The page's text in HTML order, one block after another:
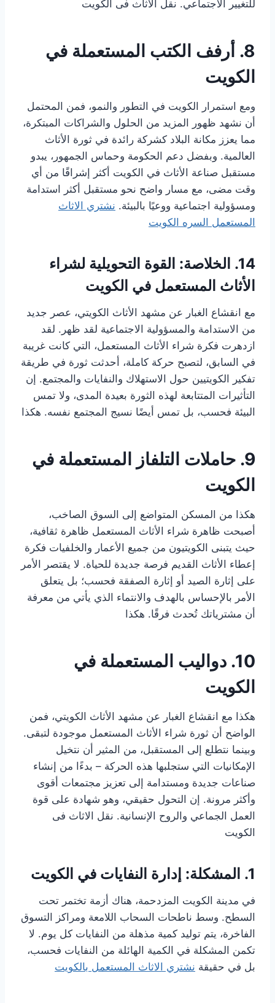
للتغيير الاجتماعي. نقل الاثاث فى الكويت
8. أرفف الكتب المستعملة في
الكويت
ومع استمرار الكويت في التطور والنمو، فمن المحتمل
أن نشهد ظهور المزيد من الحلول والشراكات المبتكرة،
مما يعزز مكانة البلاد كشركة رائدة في ثورة الأثاث
العالمية. وبفضل دعم الحكومة وحماس الجمهور، يبدو
مستقبل صناعة الأثاث في الكويت أكثر إشراقًا من أي
وقت مضى، مع مسار واضح نحو مستقبل أكثر استدامة
ومسؤولية اجتماعية ووعيًا بالبيئة. نشتري الاثاث
المستعمل السره الكويت
14. الخلاصة: القوة التحويلية لشراء
الأثاث المستعمل في الكويت
مع انقشاع الغبار عن مشهد الأثاث الكويتي، عصر جديد
من الاستدامة والمسؤولية الاجتماعية لقد ظهر. لقد
ازدهرت فكرة شراء الأثاث المستعمل، التي كانت غريبة
في السابق، لتصبح حركة كاملة، أحدثت ثورة في طريقة
تفكير الكويتيين حول الاستهلاك والنفايات والمجتمع. إن
التأثيرات المتتابعة لهذه الثورة بعيدة المدى، ولا تمس
البيئة فحسب، بل تمس أيضًا نسيج المجتمع نفسه. هكذا
9. حاملات التلفاز المستعملة في
الكويت
هكذا من المسكن المتواضع إلى السوق الصاخب،
أصبحت ظاهرة شراء الأثاث المستعمل ظاهرة ثقافية،
حيث يتبنى الكويتيون من جميع الأعمار والخلفيات فكرة
إعطاء الأثاث القديم فرصة جديدة للحياة. لا يقتصر الأمر
على إثارة الصيد أو إثارة الصفقة فحسب؛ بل يتعلق
الأمر بالإحساس بالهدف والانتماء الذي يأتي من معرفة
أن مشترياتك تُحدث فرقًا. هكذا
10. دواليب المستعملة في
الكويت
هكذا مع انقشاع الغبار عن مشهد الأثاث الكويتي، فمن
الواضح أن ثورة شراء الأثاث المستعمل موجودة لتبقى.
وبينما نتطلع إلى المستقبل، من المثير أن نتخيل
الإمكانيات التي ستجلبها هذه الحركة – بدءًا من إنشاء
صناعات جديدة ومستدامة إلى تعزيز مجتمعات أقوى
وأكثر مرونة. إن التحول حقيقي، وهو شهادة على قوة
العمل الجماعي والروح الإنسانية. نقل الاثاث فى
الكويت
1. المشكلة: إدارة النفايات في الكويت
في مدينة الكويت المزدحمة، هناك أزمة تختمر تحت
السطح. وسط ناطحات السحاب اللامعة ومراكز التسوق
الفاخرة، يتم توليد كمية مذهلة من النفايات كل يوم. لا
تكمن المشكلة في الكمية الهائلة من النفايات فحسب،
بل في حقيقة نشتري الاثاث المستعمل بالكويت